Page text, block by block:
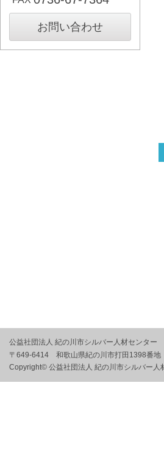
お問い合わせ
公益社団法人 紀の川市シルバー人材センター
〒649-6414 和歌山県紀の川市打田1398番地
Copyright© 公益社団法人 紀の川市シルバー人